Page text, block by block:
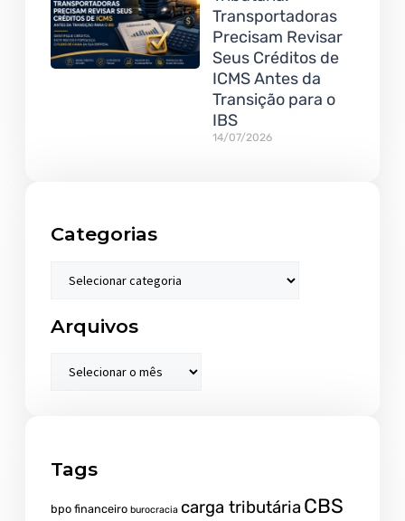
Transportadoras
Precisam Revisar
Seus Créditos de
ICMS Antes da
Transição para o
IBS
14/07/2026
Categorias
Arquivos
Tags
bpo financeiro burocracia carga tributária CBS